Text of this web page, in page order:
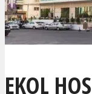
EKOL